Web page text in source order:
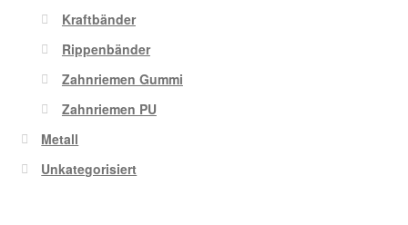
Kraftbänder
Rippenbänder
Zahnriemen Gummi
Zahnriemen PU
Metall
Unkategorisiert